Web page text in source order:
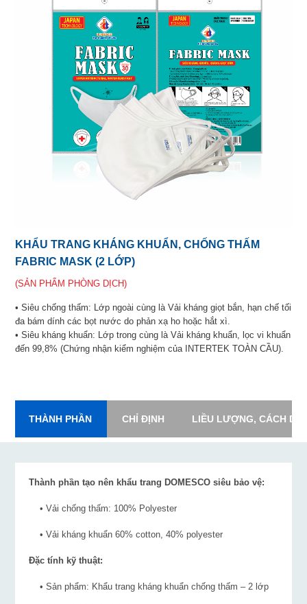
KHẨU TRANG KHÁNG KHUẨN, CHỐNG THẤM
FABRIC MASK (2 LỚP)
(SẢN PHẨM PHÒNG DỊCH)
• Siêu chống thấm: Lớp ngoài cùng là Vải kháng giọt bắn, hạn chế tối
đa bám dính các bọt nước do phản xạ ho hoặc hắt xì.
• Siêu kháng khuẩn: Lớp trong cùng là Vải kháng khuẩn, lọc vi khuẩn
đến 99,8% (Chứng nhận kiểm nghiệm của INTERTEK TOÀN CẦU).
THÀNH PHẦN CHỈ ĐỊNH LIỀU LƯỢNG, CÁCH
Thành phần tạo nên khẩu trang DOMESCO siêu bảo vệ:
• Vải chống thấm: 100% Polyester
• Vải kháng khuẩn 60% cotton, 40% polyester
Đặc tính kỹ thuật:
• Sản phẩm: Khẩu trang kháng khuẩn chống thấm – 2 lớp